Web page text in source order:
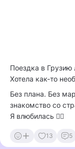
Поездка в Грузию
Хотела как-то
Без плана. Без
знакомство со
Я влюбилась ❤️‍🔥
13 5